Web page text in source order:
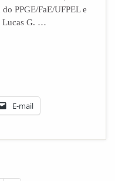
PPGE/FaE/UFPEL e
Lucas G. …
E-mail